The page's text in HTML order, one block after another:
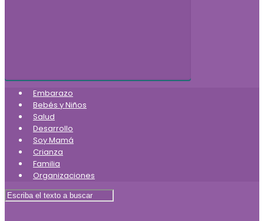
Embarazo
Bebés y Niños
Salud
Desarrollo
Soy Mamá
Crianza
Familia
Organizaciones